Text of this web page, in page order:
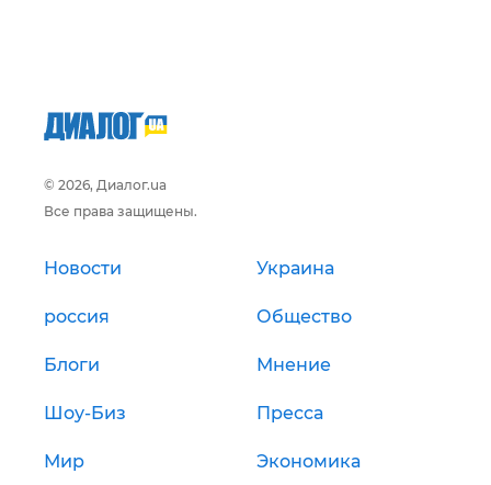
© 2026, Диалог.ua
Все права защищены.
Новости Украина
россия Общество
Блоги Мнение
Шоу-Биз Пресса
Мир Экономика